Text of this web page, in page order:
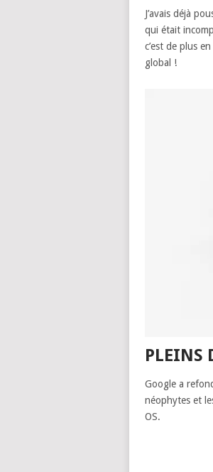
J’avais déjà
qui était
c’est de plus
global !
PLEINS
Google a
néophytes et
OS.